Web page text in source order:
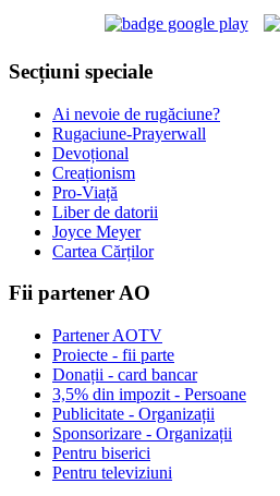
Secțiuni speciale
Ai nevoie de rugăciune?
Rugaciune-Prayerwall
Devoțional
Creaționism
Pro-Viață
Liber de datorii
Joyce Meyer
Cartea Cărților
Fii partener AO
Partener AOTV
Proiecte - fii parte
Donații - card bancar
3,5% din impozit - Persoane
Publicitate - Organizații
Sponsorizare - Organizații
Pentru biserici
Pentru televiziuni